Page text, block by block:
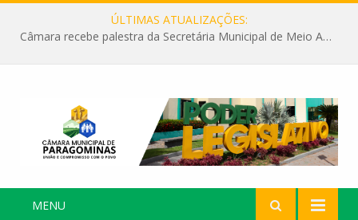
ÚLTIMAS ATUALIZAÇÕES:
Câmara recebe palestra da Secretária Municipal de Meio Ambiente sobre as ações da “SEMANA DO MEIO AMBIENTE”
MENU